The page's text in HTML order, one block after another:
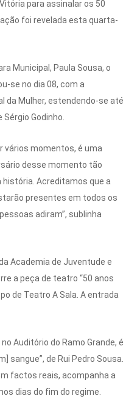
para assinalar os 50
foi revelada esta quarta-
Municipal, Paula Sousa, o
se no dia 08, com a
da Mulher, estendendo-se até
Godinho.
vários momentos, é uma
desse momento tão
Acreditamos que a
presentes em todos os
adiram”, sublinha
Academia de Juventude e
a peça de teatro “50 anos
de Teatro A Sala. A entrada
Auditório do Ramo Grande, é
sangue”, de Rui Pedro Sousa.
factos reais, acompanha a
dias do fim do regime.